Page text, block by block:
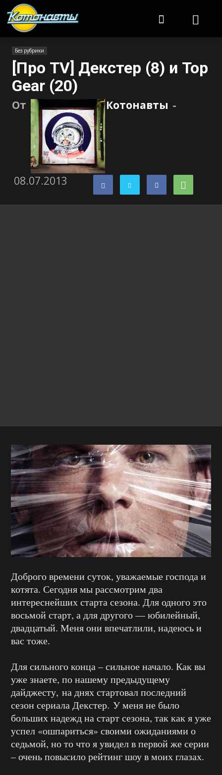
Без рубрики
[Про TV] Декстер (8) и Top
Gear (20)
От Котонавты -
08.07.2013
Доброго времени суток, уважаемые господа и
котята. Сегодня мы рассмотрим два
интереснейших старта сезона. Для одного это
восьмой старт, а для другого — юбилейный,
двадцатый. Меня они впечатлили, надеюсь и
вас тоже.
Для сильного конца – сильное начало. Как вы
уже знаете, по нашему предыдущему
дайджесту, на днях стартовал последний
сезон сериала Декстер. У меня не было
больших надежд на старт сезона, так как я уже
успел «ошпариться» своими ожиданиями о
седьмой, но то что я увидел в первой же серии
– очень повысило рейтинг шоу в моих глазах.